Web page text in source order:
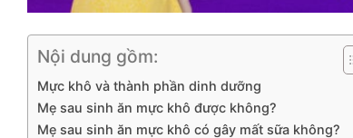
Nội dung gồm:
Mực khô và thành phần dinh dưỡng
Mẹ sau sinh ăn mực khô được không?
Mẹ sau sinh ăn mực khô có gây mất sữa không?